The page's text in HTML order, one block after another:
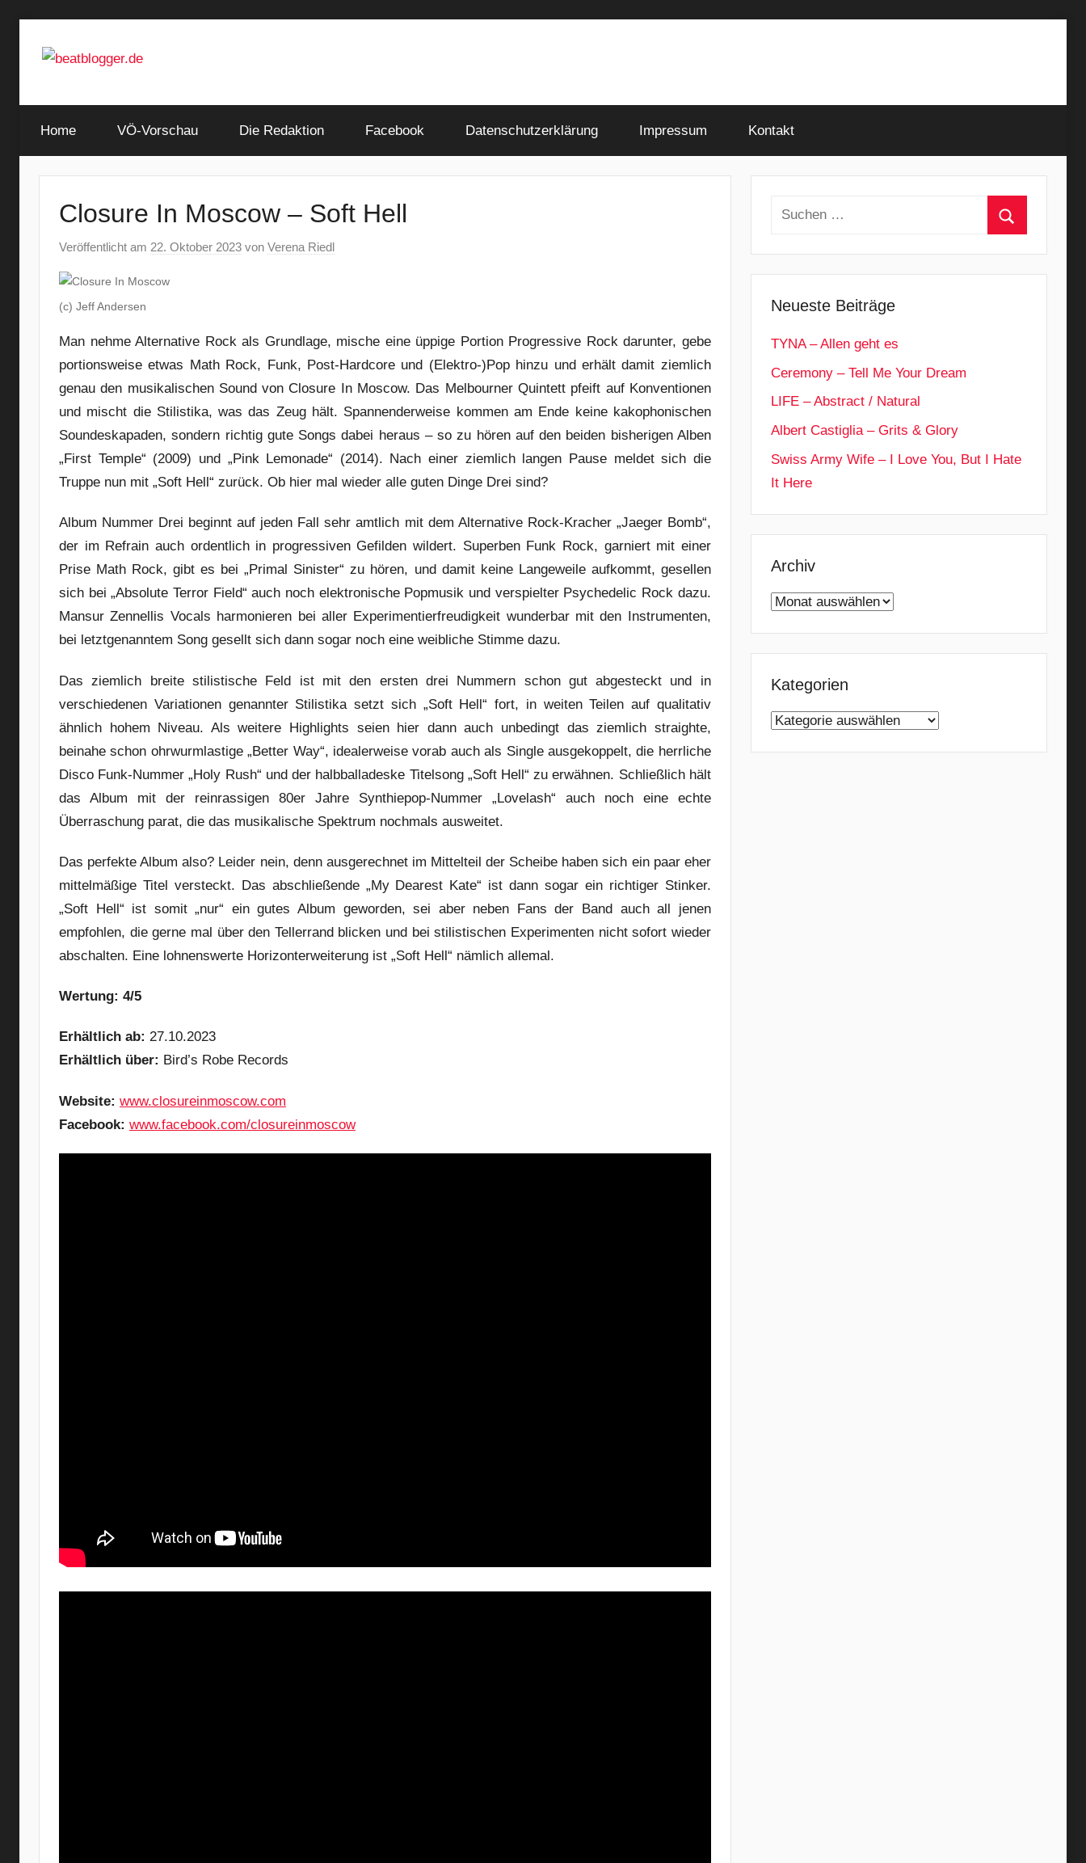
Inhalt
beatblogger.de
and
the
Home VÖ-Vorschau Die Redaktion Facebook Datenschutzerklärung Impressum Kontakt
Closure In Moscow – Soft Hell
Veröffentlicht am 22. Oktober 2023 von Verena Riedl
(c) Jeff Andersen
Man nehme Alternative Rock als Grundlage, mische eine üppige Portion Progressive Rock darunter, gebe
portionsweise etwas Math Rock, Funk, Post-Hardcore und (Elektro-)Pop hinzu und erhält damit ziemlich
genau den musikalischen Sound von Closure In Moscow. Das Melbourner Quintett pfeift auf Konventionen
und mischt die Stilistika, was das Zeug hält. Spannenderweise kommen am Ende keine kakophonischen
Soundeskapaden, sondern richtig gute Songs dabei heraus – so zu hören auf den beiden bisherigen Alben
„First Temple“ (2009) und „Pink Lemonade“ (2014). Nach einer ziemlich langen Pause meldet sich die
Truppe nun mit „Soft Hell“ zurück. Ob hier mal wieder alle guten Dinge Drei sind?
Album Nummer Drei beginnt auf jeden Fall sehr amtlich mit dem Alternative Rock-Kracher „Jaeger Bomb“,
der im Refrain auch ordentlich in progressiven Gefilden wildert. Superben Funk Rock, garniert mit einer
Prise Math Rock, gibt es bei „Primal Sinister“ zu hören, und damit keine Langeweile aufkommt, gesellen
sich bei „Absolute Terror Field“ auch noch elektronische Popmusik und verspielter Psychedelic Rock dazu.
Mansur Zennellis Vocals harmonieren bei aller Experimentierfreudigkeit wunderbar mit den Instrumenten,
bei letztgenanntem Song gesellt sich dann sogar noch eine weibliche Stimme dazu.
Das ziemlich breite stilistische Feld ist mit den ersten drei Nummern schon gut abgesteckt und in
verschiedenen Variationen genannter Stilistika setzt sich „Soft Hell“ fort, in weiten Teilen auf qualitativ
ähnlich hohem Niveau. Als weitere Highlights seien hier dann auch unbedingt das ziemlich straighte,
beinahe schon ohrwurmlastige „Better Way“, idealerweise vorab auch als Single ausgekoppelt, die herrliche
Disco Funk-Nummer „Holy Rush“ und der halbballadeske Titelsong „Soft Hell“ zu erwähnen. Schließlich hält
das Album mit der reinrassigen 80er Jahre Synthiepop-Nummer „Lovelash“ auch noch eine echte
Überraschung parat, die das musikalische Spektrum nochmals ausweitet.
Das perfekte Album also? Leider nein, denn ausgerechnet im Mittelteil der Scheibe haben sich ein paar eher
mittelmäßige Titel versteckt. Das abschließende „My Dearest Kate“ ist dann sogar ein richtiger Stinker.
„Soft Hell“ ist somit „nur“ ein gutes Album geworden, sei aber neben Fans der Band auch all jenen
empfohlen, die gerne mal über den Tellerrand blicken und bei stilistischen Experimenten nicht sofort wieder
abschalten. Eine lohnenswerte Horizonterweiterung ist „Soft Hell“ nämlich allemal.
Wertung: 4/5
Erhältlich ab: 27.10.2023
Erhältlich über: Bird’s Robe Records
Website: www.closureinmoscow.com
Facebook: www.facebook.com/closureinmoscow
Suchen
Neueste Beiträge
TYNA – Allen geht es
Ceremony – Tell Me Your Dream
LIFE – Abstract / Natural
Albert Castiglia – Grits & Glory
Swiss Army Wife – I Love You, But I Hate
It Here
Archiv
Archiv
Kategorien
Kategorien